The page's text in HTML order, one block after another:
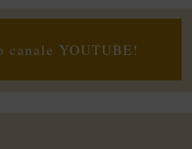
canale YOUTUBE!